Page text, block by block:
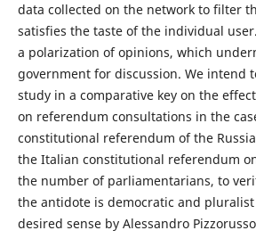
data collected on the network to filter
satisfies the taste of the individual
a polarization of opinions, which
government for discussion. We intend
study in a comparative key on the
on referendum consultations in the
constitutional referendum of the
the Italian constitutional referendum
the number of parliamentarians, to
the antidote is democratic and
desired sense by Alessandro